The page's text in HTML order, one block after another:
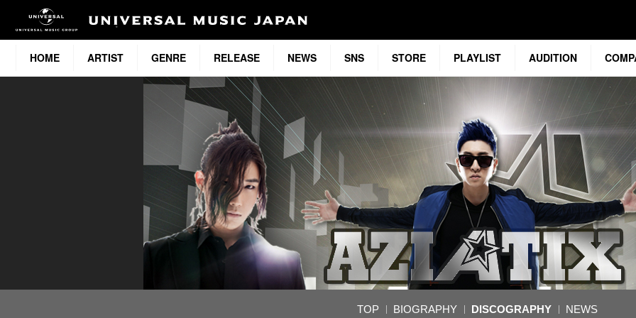
HOME ARTIST GENRE RELEASE NEWS SNS STORE PLAYLIST AUDITION
TOP BIOGRAPHY DISCOGRAPHY NEWS